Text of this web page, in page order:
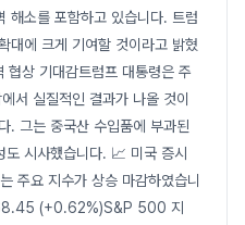
해소를 포함하고 있습니다. 트럼
대에 크게 기여할 것이라고 밝혔
기대감트럼프 대통령은 주
서 실질적인 결과가 나올 것이
. 그는 중국산 수입품에 부과된
시사했습니다. 📈 미국 증시
주요 지수가 상승 마감하였습니
(+0.62%)S&P 500 지